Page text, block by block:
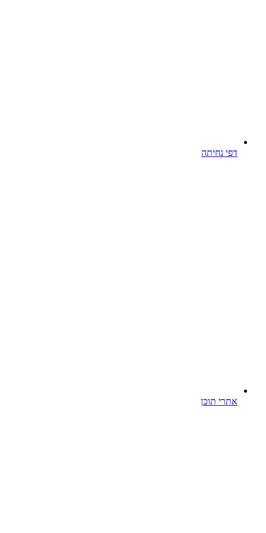
דפי נחיתה
אתרי תוכן